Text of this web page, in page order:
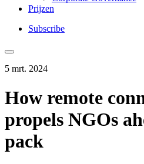
Prijzen
Subscribe
5 mrt. 2024
How remote
propels NGOs
pack